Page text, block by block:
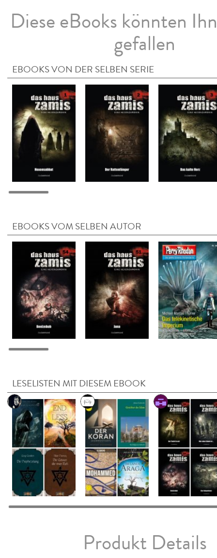
Diese eBooks könnten
gefallen
EBOOKS VON DER SELBEN SERIE
EBOOKS VOM SELBEN AUTOR
LESELISTEN MIT DIESEM EBOOK
Produkt Details